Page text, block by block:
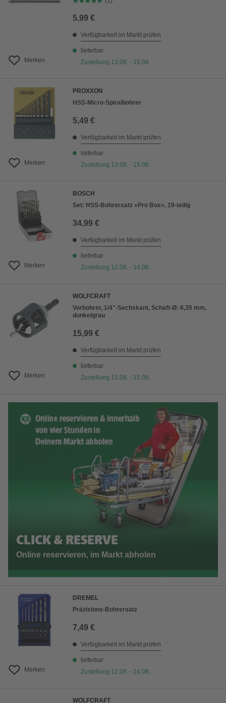
Merken
5,99 €
Verfügbarkeit im Markt prüfen
lieferbar
Zustellung 13.08. - 15.08.
Merken
PROXXON
HSS-Micro-Spiralbohrer
5,49 €
Verfügbarkeit im Markt prüfen
lieferbar
Zustellung 13.08. - 15.08.
Merken
BOSCH
Set: HSS-Bohrersatz »Pro Box«, 19-teilig
34,99 €
Verfügbarkeit im Markt prüfen
lieferbar
Zustellung 12.08. - 14.08.
Merken
WOLFCRAFT
Vorbohrer, 1/4"-Sechskant, Schaft-Ø: 6,35 mm,
dunkelgrau
15,99 €
Verfügbarkeit im Markt prüfen
lieferbar
Zustellung 13.08. - 15.08.
CLICK & RESERVE
Online reservieren, im Markt abholen
Merken
DREMEL
Präzisions-Bohrersatz
7,49 €
Verfügbarkeit im Markt prüfen
lieferbar
Zustellung 12.08. - 14.08.
WOLFCRAFT